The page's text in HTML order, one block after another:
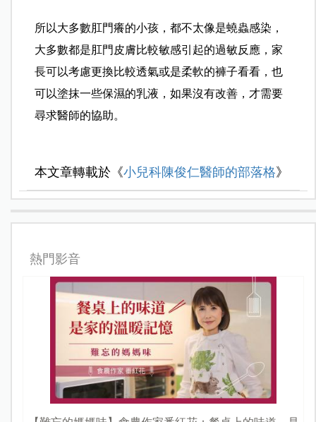
所以大多數肛門癢的小孩，都不太像是蟯蟲感染，
大多數都是肛門皮膚比較敏感引起的過敏反應，家
長可以考慮更換比較透氣或是柔軟的褲子看看，也
可以塗抹一些保濕的乳液，如果沒有改善，才需要
尋求醫師的協助。
本文章轉載於《小兒科陳俊仁醫師的部落格》
熱門影音